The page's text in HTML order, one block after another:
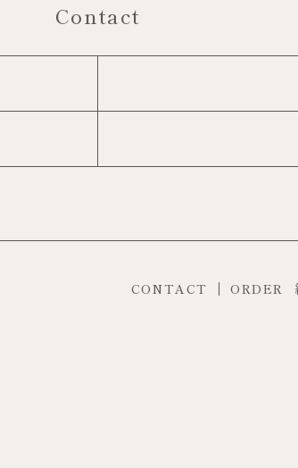
Contact
CONTACT ORDER